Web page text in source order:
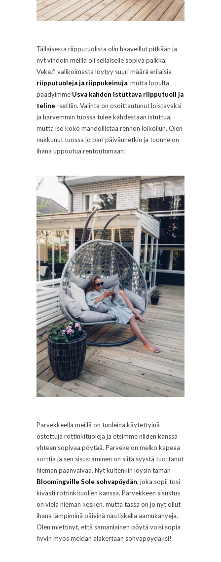
Tällaisesta riipputuolista olin haaveillut pitkään ja
nyt vihdoin meillä oli sellaiselle sopiva paikka.
Veke.fi valikoimasta löytyy suuri määrä erilaisia
riipputuoleja ja riippukeinuja, mutta lopulta
päädyimme Usva kahden istuttava riipputuoli ja
teline -settiin. Valinta on osoittautunut loistavaksi
ja harvemmin tuossa tulee kahdestaan istuttua,
mutta iso koko mahdollistaa rennon loikoilun. Olen
nukkunut tuossa jo pari päiväunetkin ja tuonne on
ihana uppoutua rentoutumaan!
Parvekkeella meillä on tuoleina käytettyinä
ostettuja rottinkituoleja ja etsimme niiden kanssa
yhteen sopivaa pöytää. Parveke on melko kapeaa
sorttia ja sen sisustaminen on siitä syystä tuottanut
hieman päänvaivaa. Nyt kuitenkin löysin tämän
Bloomingville Sole sohvapöydän, joka sopii tosi
kivasti rottinkituolien kanssa. Parvekkeen sisustus
on vielä hieman kesken, mutta tässä on jo nyt ollut
ihana lämpiminä päivinä nautiskella aamukahveja.
Olen miettinyt, että samanlainen pöytä voisi sopia
hyvin myös meidän alakertaan sohvapöydäksi!